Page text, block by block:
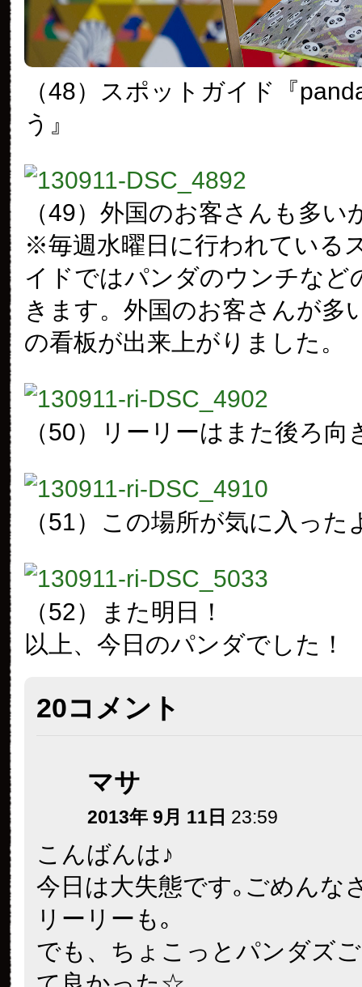
（48）スポットガイド『
う』
（49）外国のお客さんも多い
※毎週水曜日に行われている
イドではパンダのウンチなど
きます。外国のお客さんが多
の看板が出来上がりました。
（50） リーリーはまた後ろ向
（51） この場所が気に入った
（52）
また明日！
以上、今日のパンダでした！
20コメント
マサ
2013年 9月 11日 23:59
こんばんは♪
今日は大失態です｡ごめんな
リーリーも｡
でも、ちょこっとパンダズ